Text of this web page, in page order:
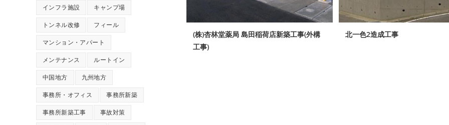
(株)杏林堂薬局 島田稲荷店新築工事(外構
工事)
北一色2造成工事
インフラ施設 キャンプ場
トンネル改修 フィール
マンション・アパート
メンテナンス ルートイン
中国地方 九州地方
事務所・オフィス 事務所新築
事務所新築工事 事故対策